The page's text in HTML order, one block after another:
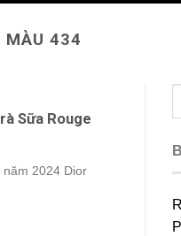
MÀU 434
Sữa Rouge
2024 Dior